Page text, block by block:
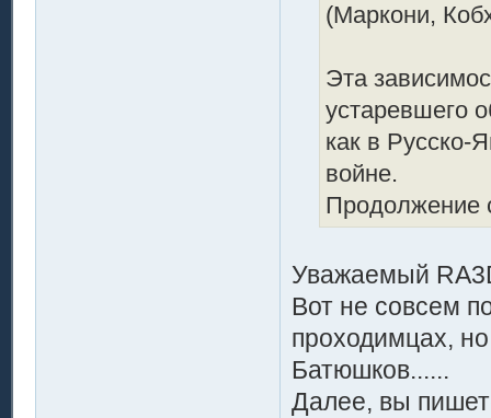
(Маркони,
Эта
устаревшего
как в Русско-
войне.
Продолжение
Уважаемый
Вот не совсем
проходимцах,
Батюшков......
Далее, вы